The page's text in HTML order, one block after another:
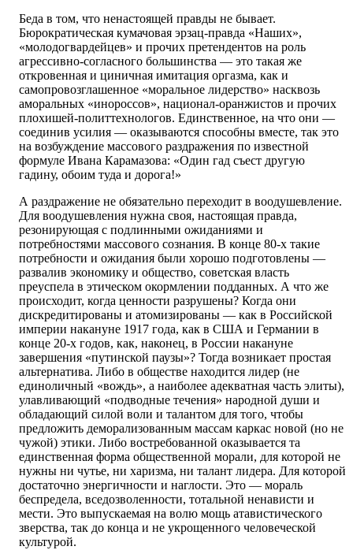
Беда в том, что ненастоящей правды не бывает.
Бюрократическая кумачовая эрзац-правда «Наших»,
«молодогвардейцев» и прочих претендентов на роль
агрессивно-согласного большинства — это такая же
откровенная и циничная имитация оргазма, как и
самопровозглашенное «моральное лидерство» насквозь
аморальных «инороссов», национал-оранжистов и прочих
плохишей-политтехнологов. Единственное, на что они —
соединив усилия — оказываются способны вместе, так это
на возбуждение массового раздражения по известной
формуле Ивана Карамазова: «Один гад съест другую
гадину, обоим туда и дорога!»
А раздражение не обязательно переходит в воодушевление.
Для воодушевления нужна своя, настоящая правда,
резонирующая с подлинными ожиданиями и
потребностями массового сознания. В конце 80-х такие
потребности и ожидания были хорошо подготовлены —
развалив экономику и общество, советская власть
преуспела в этическом окормлении подданных. А что же
происходит, когда ценности разрушены? Когда они
дискредитированы и атомизированы — как в Российской
империи накануне 1917 года, как в США и Германии в
конце 20-х годов, как, наконец, в России накануне
завершения «путинской паузы»? Тогда возникает простая
альтернатива. Либо в обществе находится лидер (не
единоличный «вождь», а наиболее адекватная часть элиты),
улавливающий «подводные течения» народной души и
обладающий силой воли и талантом для того, чтобы
предложить деморализованным массам каркас новой (но не
чужой) этики. Либо востребованной оказывается та
единственная форма общественной морали, для которой не
нужны ни чутье, ни харизма, ни талант лидера. Для которой
достаточно энергичности и наглости. Это — мораль
беспредела, вседозволенности, тотальной ненависти и
мести. Это выпускаемая на волю мощь атавистического
зверства, так до конца и не укрощенного человеческой
культурой.